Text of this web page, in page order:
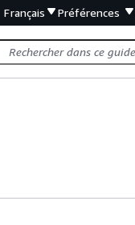
Français Préférences